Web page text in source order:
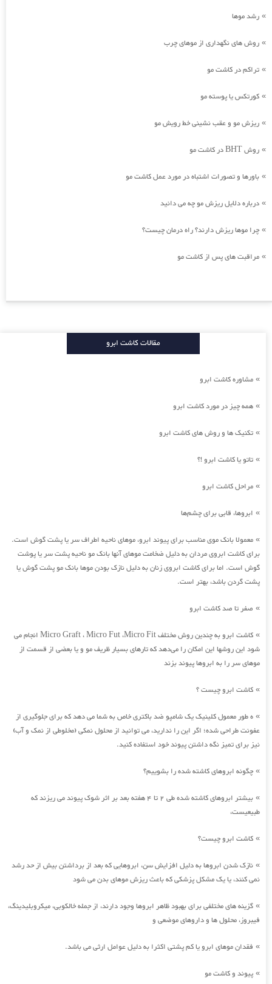
» رشد موها
» روش های نگهداری از موهای چرب
» تراکم در کاشت مو
» کورتکس یا پوسته مو
» ریزش مو و عقب نشینی خط رویش مو
» روش BHT در کاشت مو
» باورها و تصورات اشتباه در مورد عمل کاشت مو
» درباره دلایل ریزش مو چه می دانید
» چرا موها ریزش دارند؟ راه درمان چیست؟
» مراقبت های پس از کاشت مو
مقالات کاشت ابرو
» مشاوره کاشت ابرو
» همه چیز در مورد کاشت ابرو
» تکنیک ها و روش های کاشت ابرو
» تاتو یا کاشت ابرو !؟
» مراحل کاشت ابرو
» ابروها، قابی برای چشم‌ها
» معمولا بانک موی مناسب برای پیوند ابرو، موهای ناحیه اطراف سر یا پشت گوش است.
برای کاشت ابروی مردان به دلیل ضخامت موهای آنها بانک مو ناحیه پشت سر یا پوشت
گوش است. اما برای کاشت ابروی زنان به دلیل نازک بودن موها بانک مو پشت گوش یا
پشت گردن باشد، بهتر است.
» صفر تا صد کاشت ابرو
»
کاشت ابرو به چندین روش مختلف Micro Graft ، Micro Fut ،Micro Fit انجام می
شود این روشها این امکان را می‌دهد که تارهای بسیار ظریف مو و یا بعضی از قسمت از
موهای سر را به ابروها پیوند بزند
» کاشت ابرو چیست ؟
» ه طور معمول کلینیک یک شامپو ضد باکتری خاص به شما می دهد که برای جلوگیری از
عفونت طراحی شده؛ اگر این را ندارید، می توانید از محلول نمکی (مخلوطی از نمک و آب)
نیز برای تمیز نگه داشتن پیوند خود استفاده کنید.
» چگونه ابروهای کاشته شده را بشوییم؟
»
بیشتر ابروهای کاشته شده طی 2 تا 4 هفته بعد بر اثر شوک پیوند می ریزند که
طبیعیست،
» کاشت ابرو چیست؟
» نازک شدن ابروها به دلیل افزایش سن، ابروهایی که بعد از برداشتن بیش از حد رشد
نمی کنند، یا یک مشکل پزشکی که باعث ریزش موهای بدن می شود
» گزینه های مختلفی برای بهبود ظاهر ابروها وجود دارند، از جمله خالکوبی، میکروبلیدینگ،
فیبروز، محلول ها و داروهای موضعی و
» فقدان موهای ابرو یا کم پشتی اکثرا به دلیل عوامل ارثی می باشد.
» پیوند و کاشت مو